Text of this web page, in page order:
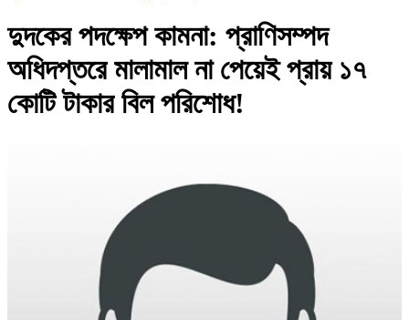
দুদকের পদক্ষেপ কামনা: প্রাণিসম্পদ
অধিদপ্তরে মালামাল না পেয়েই প্রায় ১৭
কোটি টাকার বিল পরিশোধ!